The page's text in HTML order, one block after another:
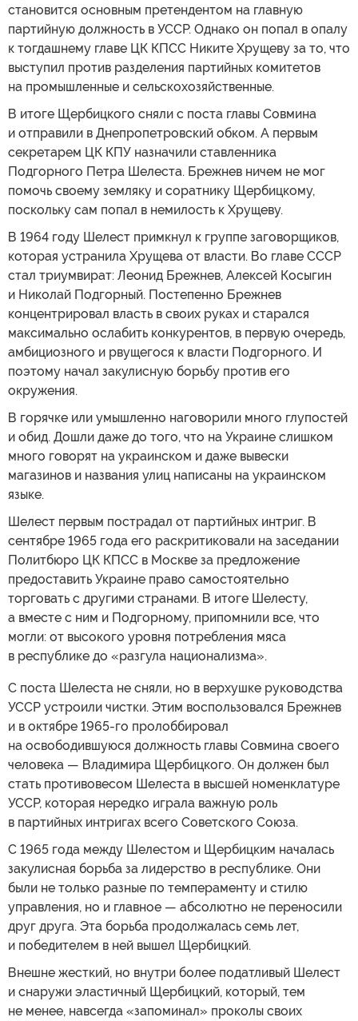
становится основным претендентом на главную
партийную должность в УССР. Однако он попал в опалу
к тогдашнему главе ЦК КПСС Никите Хрущеву за то, что
выступил против разделения партийных комитетов
на промышленные и сельскохозяйственные.
В итоге Щербицкого сняли с поста главы Совмина
и отправили в Днепропетровский обком. А первым
секретарем ЦК КПУ назначили ставленника
Подгорного Петра Шелеста. Брежнев ничем не мог
помочь своему земляку и соратнику Щербицкому,
поскольку сам попал в немилость к Хрущеву.
В 1964 году Шелест примкнул к группе заговорщиков,
которая устранила Хрущева от власти. Во главе СССР
стал триумвират: Леонид Брежнев, Алексей Косыгин
и Николай Подгорный. Постепенно Брежнев
концентрировал власть в своих руках и старался
максимально ослабить конкурентов, в первую очередь,
амбициозного и рвущегося к власти Подгорного. И
поэтому начал закулисную борьбу против его
окружения.
В горячке или умышленно наговорили много глупостей
и обид. Дошли даже до того, что на Украине слишком
много говорят на украинском и даже вывески
магазинов и названия улиц написаны на украинском
языке.
Шелест первым пострадал от партийных интриг. В
сентябре 1965 года его раскритиковали на заседании
Политбюро ЦК КПСС в Москве за предложение
предоставить Украине право самостоятельно
торговать с другими странами. В итоге Шелесту,
а вместе с ним и Подгорному, припомнили все, что
могли: от высокого уровня потребления мяса
в республике до «разгула национализма».
С поста Шелеста не сняли, но в верхушке руководства
УССР устроили чистки. Этим воспользовался Брежнев
и в октябре 1965-го пролоббировал
на освободившуюся должность главы Совмина своего
человека — Владимира Щербицкого. Он должен был
стать противовесом Шелеста в высшей номенклатуре
УССР, которая нередко играла важную роль
в партийных интригах всего Советского Союза.
С 1965 года между Шелестом и Щербицким началась
закулисная борьба за лидерство в республике. Они
были не только разные по темпераменту и стилю
управления, но и главное — абсолютно не переносили
друг друга. Эта борьба продолжалась семь лет,
и победителем в ней вышел Щербицкий.
Внешне жесткий, но внутри более податливый Шелест
и снаружи эластичный Щербицкий, который, тем
не менее, навсегда «запоминал» проколы своих